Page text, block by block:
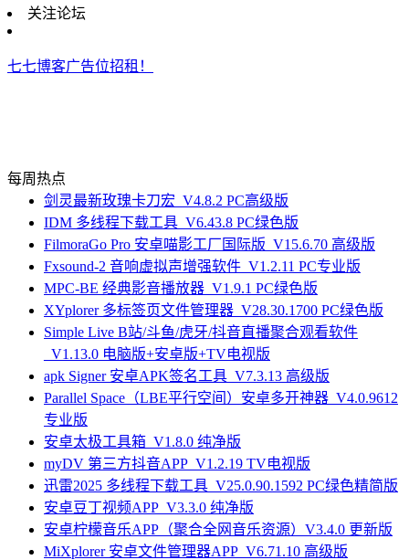
关注论坛
七七博客广告位招租！
每周热点
剑灵最新玫瑰卡刀宏_V4.8.2 PC高级版
IDM 多线程下载工具_V6.43.8 PC绿色版
FilmoraGo Pro 安卓喵影工厂国际版_V15.6.70 高级版
Fxsound-2 音响虚拟声增强软件_V1.2.11 PC专业版
MPC-BE 经典影音播放器_V1.9.1 PC绿色版
XYplorer 多标签页文件管理器_V28.30.1700 PC绿色版
Simple Live B站/斗鱼/虎牙/抖音直播聚合观看软件
_V1.13.0 电脑版+安卓版+TV电视版
apk Signer 安卓APK签名工具_V7.3.13 高级版
Parallel Space（LBE平行空间）安卓多开神器_V4.0.9612
专业版
安卓太极工具箱_V1.8.0 纯净版
myDV 第三方抖音APP_V1.2.19 TV电视版
迅雷2025 多线程下载工具_V25.0.90.1592 PC绿色精简版
安卓豆丁视频APP_V3.3.0 纯净版
安卓柠檬音乐APP（聚合全网音乐资源）V3.4.0 更新版
MiXplorer 安卓文件管理器APP_V6.71.10 高级版